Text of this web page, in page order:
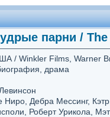
парни / The
/ Winkler Films, Warner
драма
Ниро, Дебра Мессинг,
Роберт Урикола,